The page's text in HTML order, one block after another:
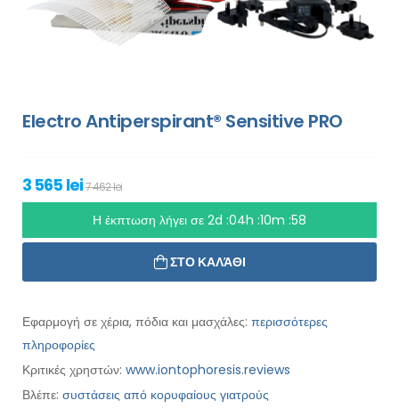
Electro Antiperspirant® Sensitive PRO
3 565 lei7 462 lei
Η έκπτωση λήγει σε 2d :04h :10m :56
ΣΤΟ ΚΑΛΆΘΙ
Εφαρμογή σε χέρια, πόδια και μασχάλες: περισσότερες
πληροφορίες
Κριτικές χρηστών: www.iontophoresis.reviews
Βλέπε: συστάσεις από κορυφαίους γιατρούς